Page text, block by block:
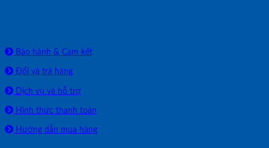
Bảo hành & Cam kết
Đổi và trả hàng
Dịch vụ và hỗ trợ
Hình thức thanh toán
Hướng dẫn mua hàng